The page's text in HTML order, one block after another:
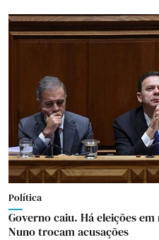
Política
Governo caiu. Há eleições
Nuno trocam acusações